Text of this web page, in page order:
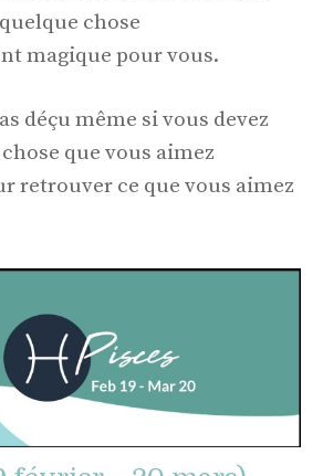
chose
magique pour vous.
déçu même si vous devez
que vous aimez
retrouver ce que vous aimez